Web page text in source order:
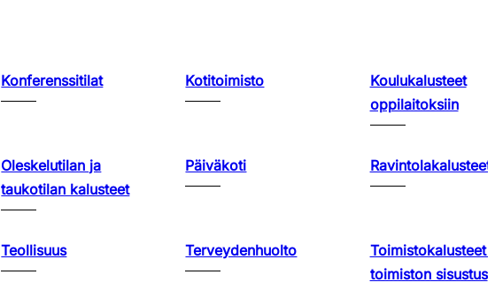
Konferenssitilat Kotitoimisto
Koulukalusteet
oppilaitoksiin
Oleskelutilan ja
taukotilan kalusteet
Päiväkoti Ravintolakalusteet
Teollisuus Terveydenhuolto
Toimistokalusteet
toimiston sisustus